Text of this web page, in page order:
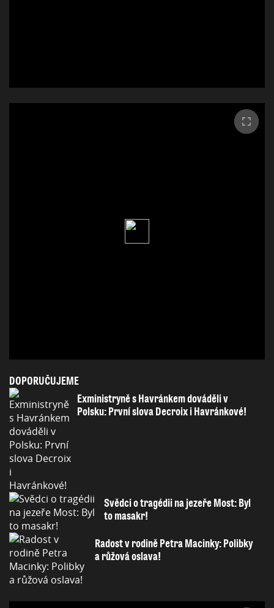
DOPORUČUJEME
Exministryně s Havránkem dováděli v
Polsku: První slova Decroix i Havránkové!
Svědci o tragédii na jezeře Most: Byl
to masakr!
Radost v rodině Petra Macinky: Polibky
a růžová oslava!